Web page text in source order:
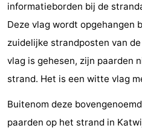
Route
-
Parkeren
Reisboekenwinkel
Nieuws
Medische
informatieborden bij de
Deze vlag wordt opgehangen
zuidelijke strandposten van
vlag is gehesen, zijn paarden
strand. Het is een witte vlag
Buitenom deze
paarden op het strand in